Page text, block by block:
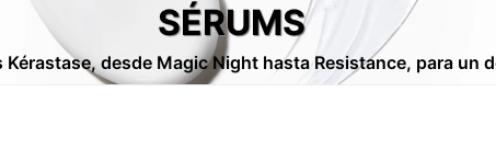
SÉRUMS
desde Magic Night hasta Resistance, para un